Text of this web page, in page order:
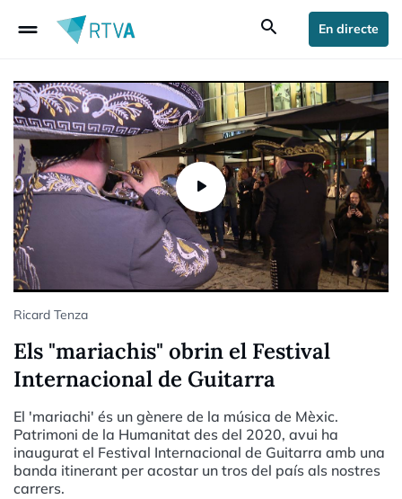
drag_handle search En directe
Ricard Tenza
Els "mariachis" obrin el Festival
Internacional de Guitarra
El 'mariachi' és un gènere de la música de Mèxic.
Patrimoni de la Humanitat des del 2020, avui ha
inaugurat el Festival Internacional de Guitarra amb una
banda itinerant per acostar un tros del país als nostres
carrers.